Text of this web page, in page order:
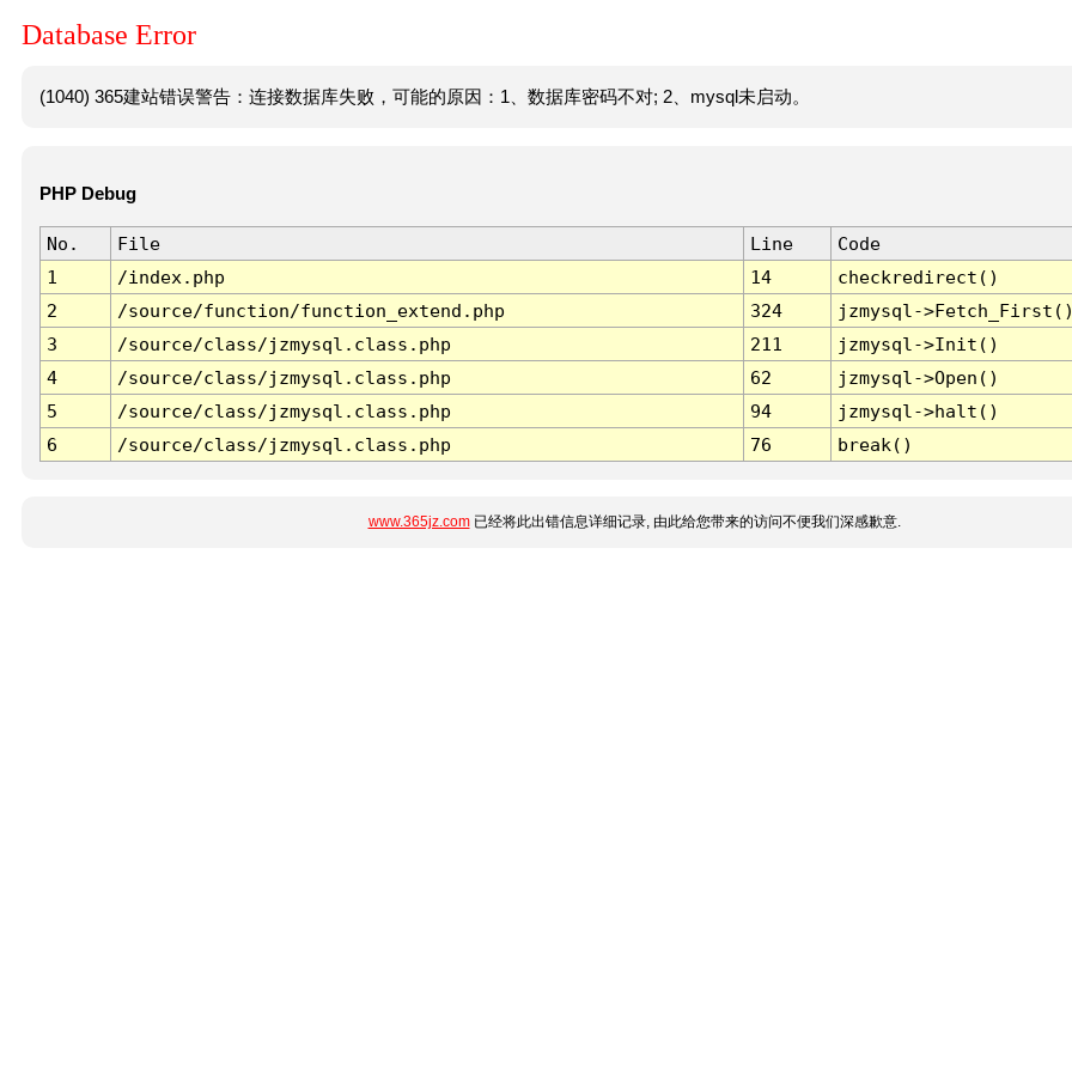
Database Error
(1040) 365建站错误警告：连接数据库失败，可能的原因：1、数据库密码不对; 2、mysql未启动。
PHP Debug
No. File Line
Code
1
/index.php 14
checkredirect()
2
/source/function/function_extend.php 324
jzmysql-
3
/source/class/jzmysql.class.php 211
jzmysql->Init()
4
/source/class/jzmysql.class.php 62
jzmysql->Open()
5
/source/class/jzmysql.class.php 94
jzmysql->halt()
6
/source/class/jzmysql.class.php 76 break()
www.365jz.com已经将此出错信息详细记录, 由此给您带来的访问不便我们深感歉意.